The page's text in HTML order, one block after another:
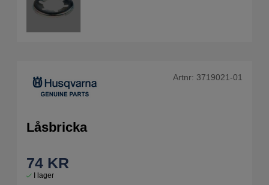
Artnr: 3719021-01
Låsbricka
74 KR
I lager